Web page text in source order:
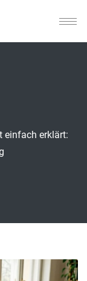
einfach erklärt: